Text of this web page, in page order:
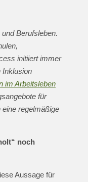
Berufsleben.
initiiert immer
Inklusion
im Arbeitsleben
für
regelmäßige
noch
Aussage für